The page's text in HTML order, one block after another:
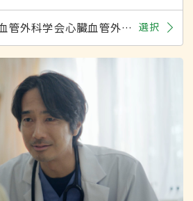
日本血管外科学会心臓血管外科専門医 選択